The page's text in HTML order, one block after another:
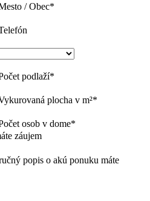
/ Obec*
podlaží*
plocha v m²*
osob v dome*
záujem
popis o akú ponuku máte